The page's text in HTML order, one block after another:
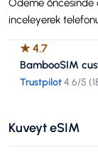
Ödeme öncesinde
inceleyerek
★4.7
BambooSIM
Trustpilot4.6/5 (
Kuveyt eSIM